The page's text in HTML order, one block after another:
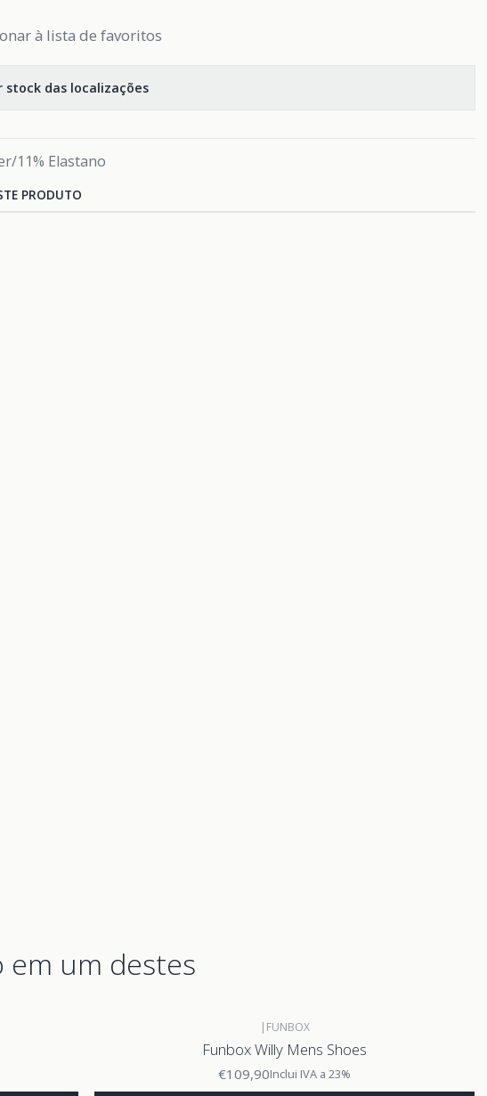
à lista de favoritos
stock das localizações
11% Elastano
PRODUTO
em um destes
| FUNBOX
Funbox Willy Mens Shoes
€109,90Inclui IVA a 23%